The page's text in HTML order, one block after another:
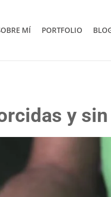
MÍ PORTFOLIO
y